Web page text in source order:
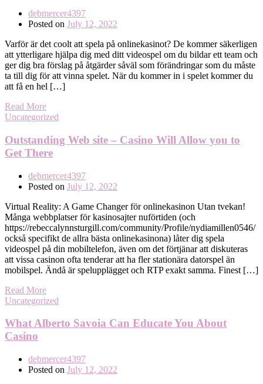
debmercer4397
Posted on July 12, 2022
Varför är det coolt att spela på onlinekasinot? De kommer säkerligen
att ytterligare hjälpa dig med ditt videospel om du bildar ett team och
ger dig bra förslag på åtgärder såväl som förändringar som du måste
ta till dig för att vinna spelet. När du kommer in i spelet kommer du
att få en hel […]
Read More
Uncategorized
Outstanding Web site – Casino Will Allow you to
Get There
debmercer4397
Posted on July 12, 2022
Virtual Reality: A Game Changer för onlinekasinon Utan tvekan!
Många webbplatser för kasinosajter nuförtiden (och
https://rebeccalynnsturgill.com/community/Profile/nydiamillen0546/
också specifikt de allra bästa onlinekasinona) låter dig spela
videospel på din mobiltelefon, även om det förtjänar att diskuteras
att vissa casinon ofta tenderar att ha fler stationära datorspel än
mobilspel. Ändå är spelupplägget och RTP exakt samma. Finest […]
Read More
Uncategorized
What Alberto Savoia Can Educate You About
Casino
debmercer4397
Posted on July 12, 2022